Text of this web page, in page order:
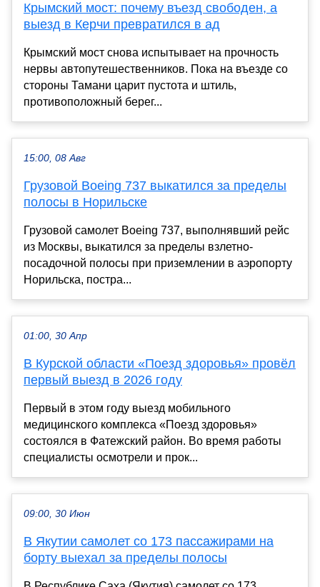
Крымский мост: почему въезд свободен, а
выезд в Керчи превратился в ад
Крымский мост снова испытывает на прочность
нервы автопутешественников. Пока на въезде со
стороны Тамани царит пустота и штиль,
противоположный берег...
15:00, 08 Авг
Грузовой Boeing 737 выкатился за пределы
полосы в Норильске
Грузовой самолет Boeing 737, выполнявший рейс
из Москвы, выкатился за пределы взлетно-
посадочной полосы при приземлении в аэропорту
Норильска, постра...
01:00, 30 Апр
В Курской области «Поезд здоровья» провёл
первый выезд в 2026 году
Первый в этом году выезд мобильного
медицинского комплекса «Поезд здоровья»
состоялся в Фатежский район. Во время работы
специалисты осмотрели и прок...
09:00, 30 Июн
В Якутии самолет со 173 пассажирами на
борту выехал за пределы полосы